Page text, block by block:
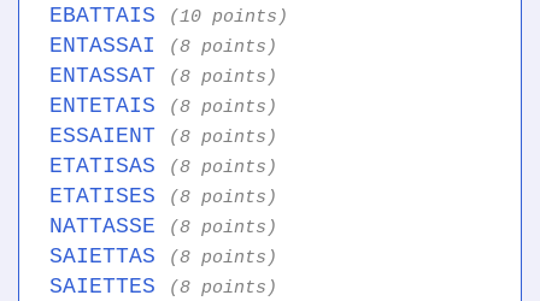
EBATTAIS (10 points)
ENTASSAI (8 points)
ENTASSAT (8 points)
ENTETAIS (8 points)
ESSAIENT (8 points)
ETATISAS (8 points)
ETATISES (8 points)
NATTASSE (8 points)
SAIETTAS (8 points)
SAIETTES (8 points)